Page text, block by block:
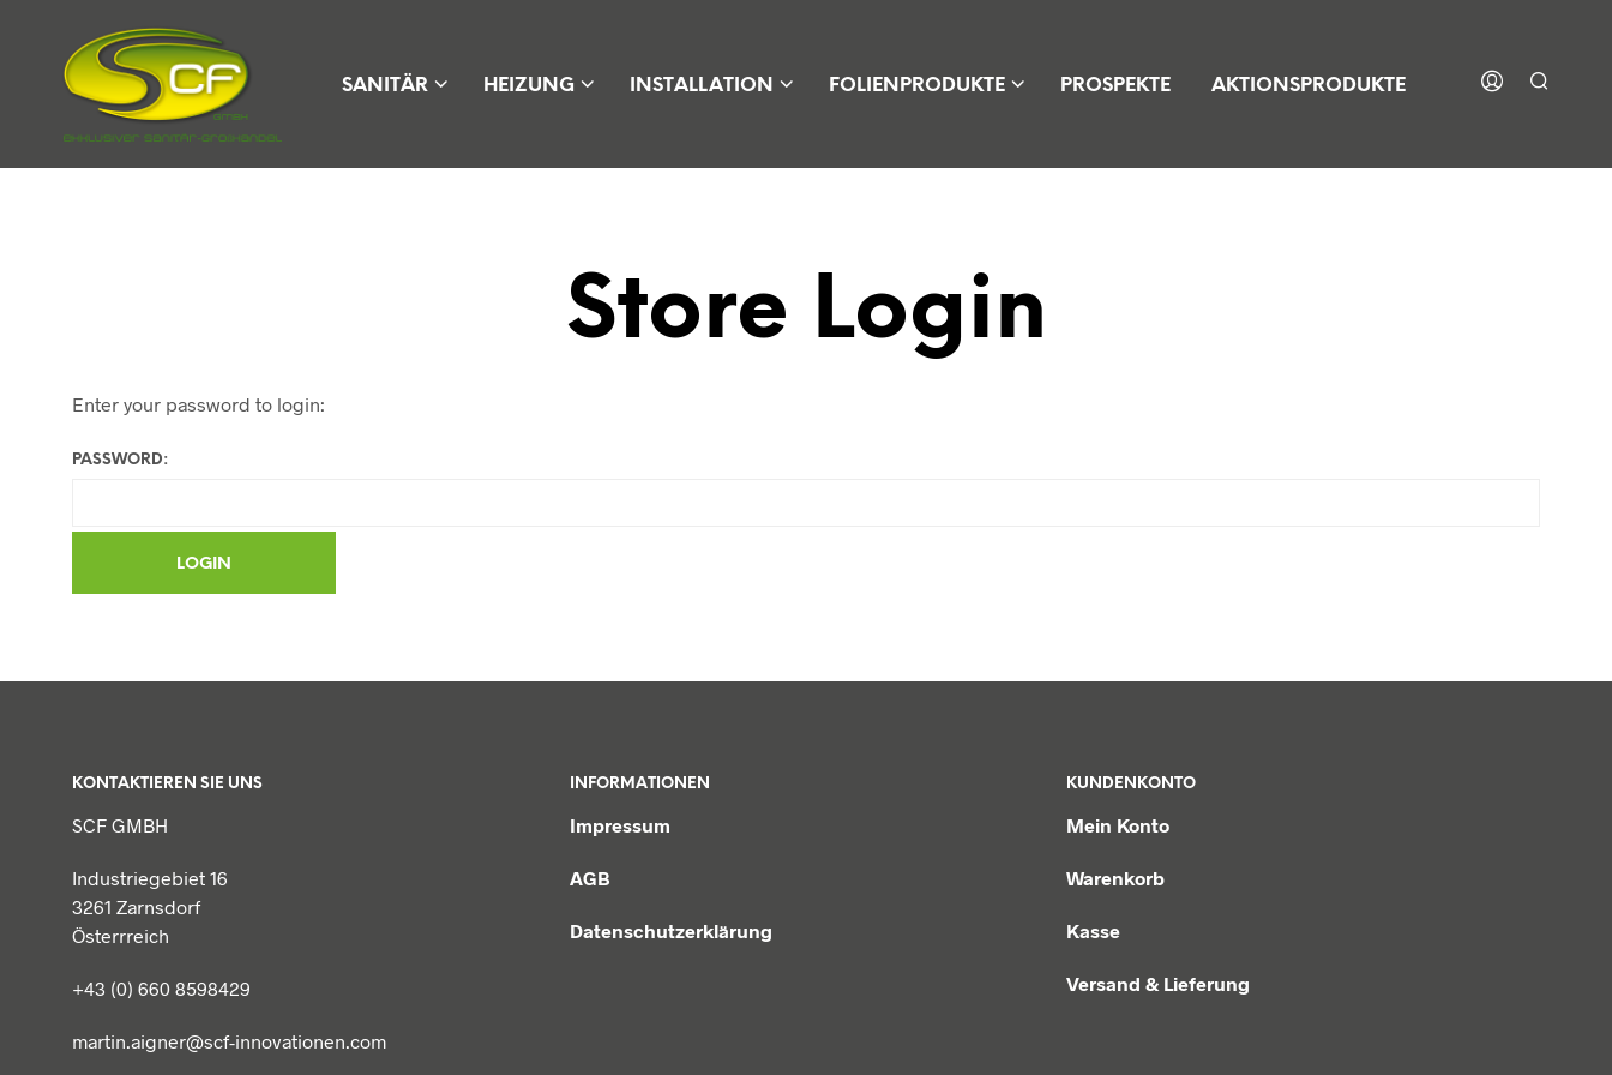
SANITÄR HEIZUNG INSTALLATION FOLIENPRODUKTE PROSPEKTE AKTIONSPRODUKTE
Store Login
Enter your password to login:
PASSWORD:
KONTAKTIEREN SIE UNS
SCF GMBH
Industriegebiet 16
3261 Zarnsdorf
Österrreich
+43 (0) 660 8598429
martin.aigner@scf-innovationen.com
INFORMATIONEN
Impressum
AGB
Datenschutzerklärung
KUNDENKONTO
Mein Konto
Warenkorb
Kasse
Versand & Lieferung